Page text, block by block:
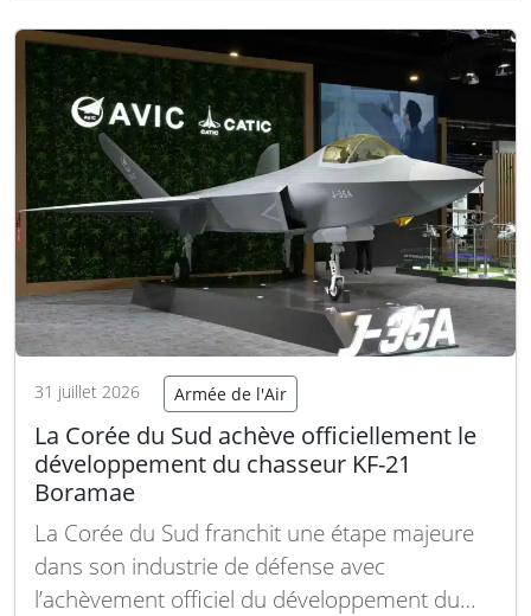
cet accord, Korean Air adaptera l’appareil civil
afin de répondre aux exigences militaires…
Lire la suite
31 juillet 2026 Armée de l'Air
La Corée du Sud achève officiellement le
développement du chasseur KF-21
Boramae
La Corée du Sud franchit une étape majeure
dans son industrie de défense avec
l’achèvement officiel du développement du